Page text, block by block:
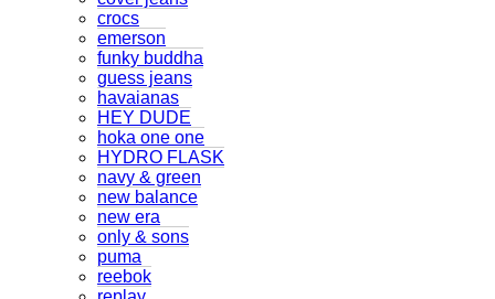
crocs
emerson
funky buddha
guess jeans
havaianas
HEY DUDE
hoka one one
HYDRO FLASK
navy & green
new balance
new era
only & sons
puma
reebok